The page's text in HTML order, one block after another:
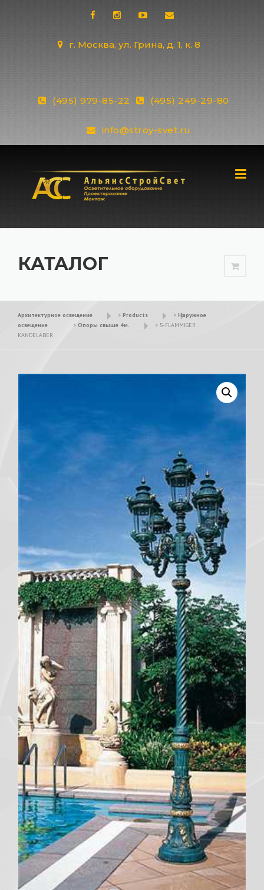
г. Москва, ул. Грина, д. 1, к. 8
(495) 979-85-22 (495) 249-29-80
info@stroy-svet.ru
КАТАЛОГ
Архитектурное освещение > Products > Наружное
освещение
> Опоры свыше 4м. > 5-FLAMMIGER
KANDELABER